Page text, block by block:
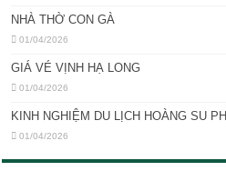
NHÀ THỜ CON GÀ
01/04/2026
GIÁ VÉ VỊNH HẠ LONG
01/04/2026
KINH NGHIỆM DU LỊCH HOÀNG SU PHÌ
01/04/2026